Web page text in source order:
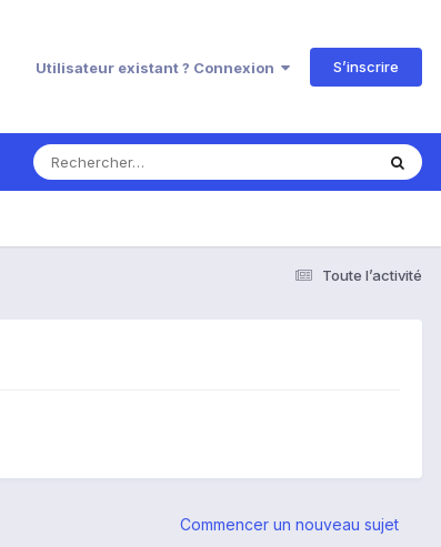
Utilisateur existant ? Connexion S’inscrire
Toute l’activité
Commencer un nouveau sujet